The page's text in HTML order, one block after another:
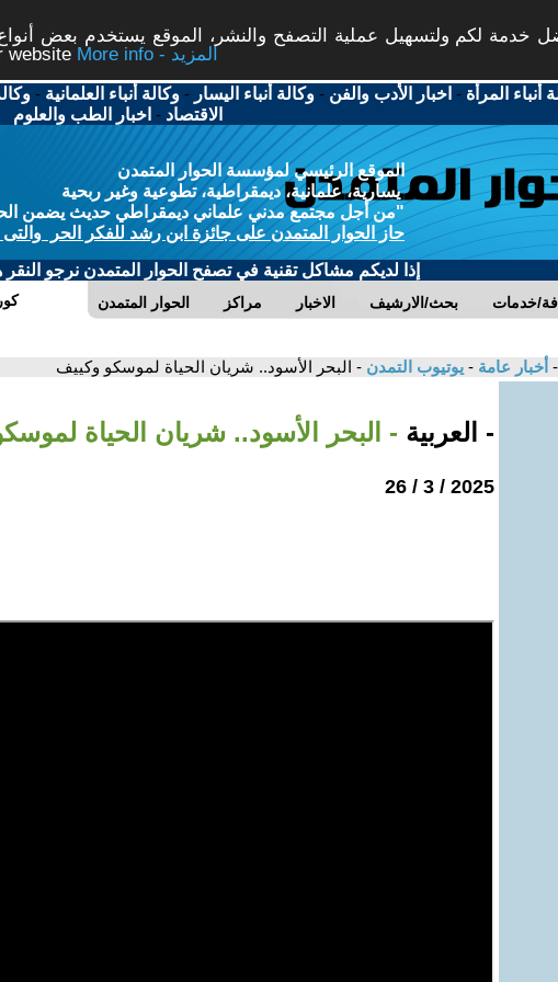
خدمة لكم ولتسهيل عملية التصفح والنشر، الموقع يستخدم بعض
website
More info - المزيد
أنباء المرأة - اخبار الأدب والفن -وكالة أنباء اليسار -وكالة أنباء العلمانية -
الاقتصاد - اخبار الطب والعلوم
الموقع الرئيسي لمؤسسة الحوار المتمدن
يسارية، علمانية، ديمقراطية، تطوعية وغير ربحية
"من أجل مجتمع مدني علماني ديمقراطي حديث يضمن
حاز الحوار المتمدن على جائزة ابن رشد للفكر الحر والتى
إذا لديكم مشاكل تقنية في تصفح الحوار المتمدن نرجو النقر
الحوار المتمدن مراكز الاخبار بحث/الارشيف خدمات
- أخبار عامة - يوتيوب التمدن - البحر الأسود.. شريان الحياة لموسكو وكييف
- العربية - البحر الأسود.. شريان الحياة
2025 / 3 / 26